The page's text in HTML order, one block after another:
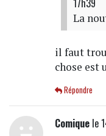
17h39
La
il faut
chose est
Répondre
Comiquele